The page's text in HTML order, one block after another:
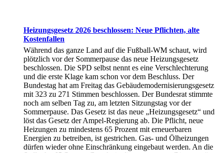
Heizungsgesetz 2026 beschlossen: Neue Pflichten, alte
Kostenfallen
Während das ganze Land auf die Fußball-WM schaut, wird
plötzlich vor der Sommerpause das neue Heizungsgesetz
beschlossen. Die SPD selbst nennt es eine Verschlechterung
und die erste Klage kam schon vor dem Beschluss. Der
Bundestag hat am Freitag das Gebäudemodernisierungsgesetz
mit 323 zu 271 Stimmen beschlossen. Der Bundesrat stimmte
noch am selben Tag zu, am letzten Sitzungstag vor der
Sommerpause. Das Gesetz ist das neue „Heizungsgesetz“ und
löst das Gesetz der Ampel-Regierung ab. Die Pflicht, neue
Heizungen zu mindestens 65 Prozent mit erneuerbaren
Energien zu betreiben, ist gestrichen. Gas- und Ölheizungen
dürfen wieder ohne Einschränkung eingebaut werden. An die